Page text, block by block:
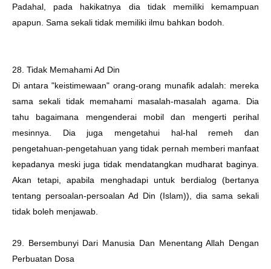
Padahal, pada hakikatnya dia tidak memiliki kemampuan
apapun. Sama sekali tidak memiliki ilmu bahkan bodoh.
28. Tidak Memahami Ad Din
Di antara "keistimewaan" orang-orang munafik adalah: mereka
sama sekali tidak memahami masalah-masalah agama. Dia
tahu bagaimana mengenderai mobil dan mengerti perihal
mesinnya. Dia juga mengetahui hal-hal remeh dan
pengetahuan-pengetahuan yang tidak pernah memberi manfaat
kepadanya meski juga tidak mendatangkan mudharat baginya.
Akan tetapi, apabila menghadapi untuk berdialog (bertanya
tentang persoalan-persoalan Ad Din (Islam)), dia sama sekali
tidak boleh menjawab.
29. Bersembunyi Dari Manusia Dan Menentang Allah Dengan
Perbuatan Dosa